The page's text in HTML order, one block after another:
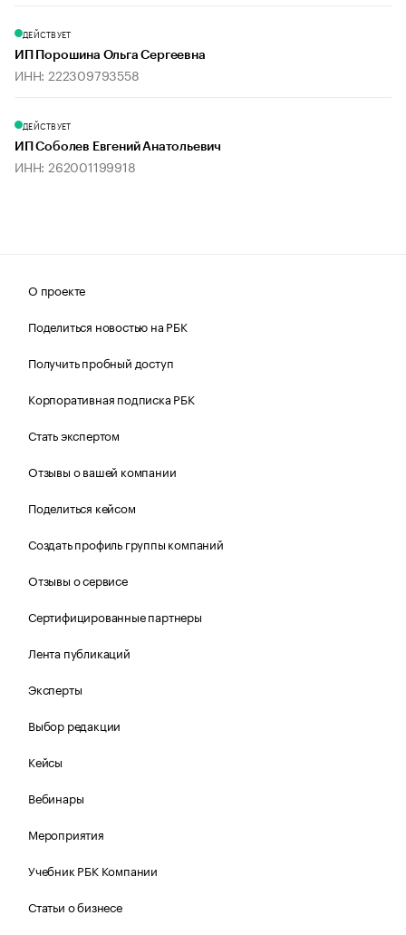
ДЕЙСТВУЕТ
ИП Порошина Ольга Сергеевна
ИНН: 222309793558
ДЕЙСТВУЕТ
ИП Соболев Евгений Анатольевич
ИНН: 262001199918
О проекте
Поделиться новостью на РБК
Получить пробный доступ
Корпоративная подписка РБК
Стать экспертом
Отзывы о вашей компании
Поделиться кейсом
Создать профиль группы компаний
Отзывы о сервисе
Сертифицированные партнеры
Лента публикаций
Эксперты
Выбор редакции
Кейсы
Вебинары
Мероприятия
Учебник РБК Компании
Статьи о бизнесе